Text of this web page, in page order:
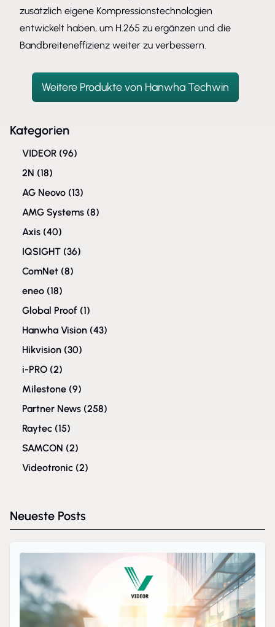
zusätzlich eigene Kompressionstechnologien
entwickelt haben, um H.265 zu ergänzen und die
Bandbreiteneffizienz weiter zu verbessern.
Weitere Produkte von Hanwha Techwin
Kategorien
VIDEOR (96)
2N (18)
AG Neovo (13)
AMG Systems (8)
Axis (40)
IQSIGHT (36)
ComNet (8)
eneo (18)
Global Proof (1)
Hanwha Vision (43)
Hikvision (30)
i-PRO (2)
Milestone (9)
Partner News (258)
Raytec (15)
SAMCON (2)
Videotronic (2)
Neueste Posts